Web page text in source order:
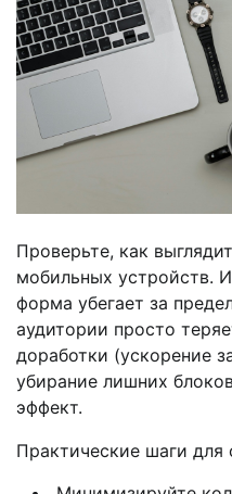
Проверьте, как
мобильных устройств.
форма убегает за
аудитории просто
доработки (ускорение
убирание лишних
эффект.
Практические шаги